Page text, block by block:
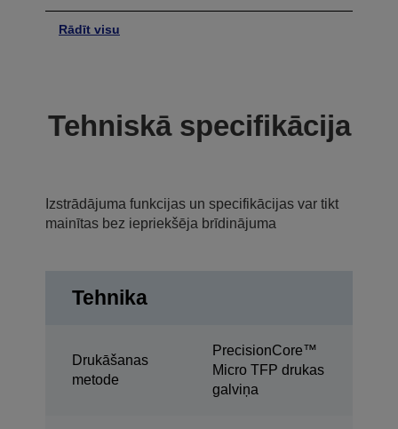
Rādīt visu
Tehniskā specifikācija
Izstrādājuma funkcijas un specifikācijas var tikt
mainītas bez iepriekšēja brīdinājuma
Tehnika
Drukāšanas
metode
PrecisionCore™
Micro TFP drukas
galviņa